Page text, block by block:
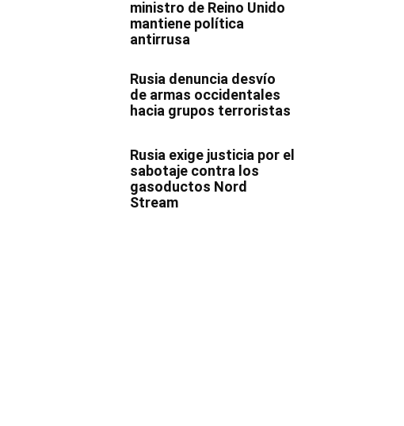
ministro de Reino Unido
mantiene política
antirrusa
Rusia denuncia desvío
de armas occidentales
hacia grupos terroristas
Rusia exige justicia por el
sabotaje contra los
gasoductos Nord
Stream